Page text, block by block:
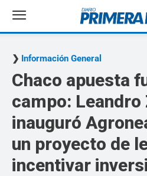
Información General
Chaco apuesta
campo: Leandro
inauguró
un proyecto de
incentivar